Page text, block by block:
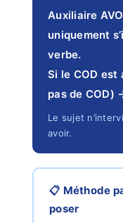
Auxiliaire
uniquement
verbe.
Si le COD est
pas de COD)
Le sujet
avoir.
📋 Méthode
poser